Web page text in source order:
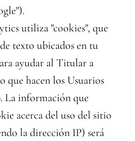
utiliza "cookies", que
texto ubicados en tu
ayudar al Titular a
que hacen los Usuarios
La información que
acerca del uso del sitio
la dirección IP) será